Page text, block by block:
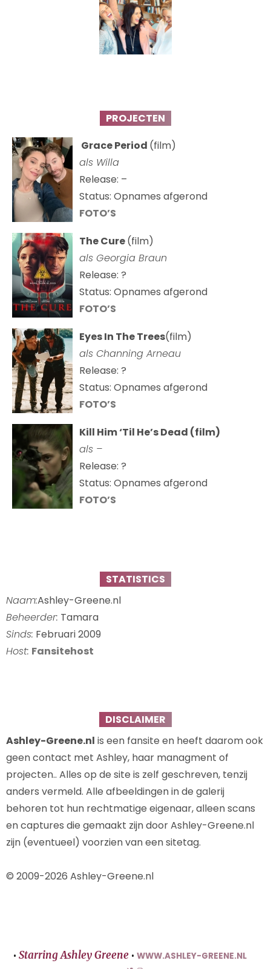
PROJECTEN
Grace Period (film)
als Willa
Release: –
Status: Opnames afgerond
FOTO’S
The Cure(film)
als Georgia Braun
Release: ?
Status: Opnames afgerond
FOTO’S
Eyes In The Trees(film)
als Channing Arneau
Release: ?
Status: Opnames afgerond
FOTO’S
Kill Him ‘Til He’s Dead (film)
als –
Release: ?
Status: Opnames afgerond
FOTO’S
STATISTICS
Naam:Ashley-Greene.nl
Beheerder: Tamara
Sinds: Februari 2009
Host: Fansitehost
DISCLAIMER
Ashley-Greene.nl is een fansite en heeft daarom ook
geen contact met Ashley, haar managment of
projecten.. Alles op de site is zelf geschreven, tenzij
anders vermeld. Alle afbeeldingen in de galerij
behoren tot hun rechtmatige eigenaar, alleen scans
en captures die gemaakt zijn door Ashley-Greene.nl
zijn (eventueel) voorzien van een sitetag.
© 2009-2026 Ashley-Greene.nl
• Starring Ashley Greene • WWW.ASHLEY-GREENE.NL